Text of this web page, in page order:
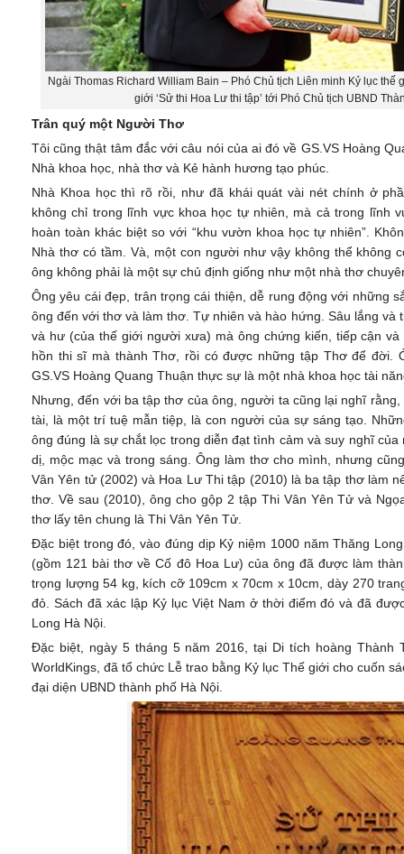
Ngài Thomas Richard William Bain – Phó Chủ tịch Liên minh Kỷ lục thế
giới ‘Sử thi Hoa Lư thi tập’ tới Phó Chủ tịch UBND
Trân quý một Người Thơ
Tôi cũng thật tâm đắc với câu nói của ai đó về GS.VS Hoàng
Nhà khoa học, nhà thơ và Kẻ hành hương tạo phúc.
Nhà Khoa học thì rõ rồi, như đã khái quát vài nét chính ở
không chỉ trong lĩnh vực khoa học tự nhiên, mà cả trong lĩnh
hoàn toàn khác biệt so với “khu vườn khoa học tự nhiên”.
Nhà thơ có tầm. Và, một con người như vậy không thể
ông không phải là một sự chủ định giống như một nhà thơ
Ông yêu cái đẹp, trân trọng cái thiện, dễ rung động với những
ông đến với thơ và làm thơ. Tự nhiên và hào hứng. Sâu lắng và
và hư (của thế giới người xưa) mà ông chứng kiến, tiếp cận
hồn thi sĩ mà thành Thơ, rồi có được những tập Thơ để đời.
GS.VS Hoàng Quang Thuận thực sự là một nhà khoa học tài
Nhưng, đến với ba tập thơ của ông, người ta cũng lại nghĩ
tài, là một trí tuệ mẫn tiệp, là con người của sự sáng tạo.
ông đúng là sự chắt lọc trong diễn đạt tình cảm và suy nghĩ
dị, mộc mạc và trong sáng. Ông làm thơ cho mình, nhưng
Vân Yên tử (2002) và Hoa Lư Thi tập (2010) là ba tập thơ làm
thơ. Về sau (2010), ông cho gộp 2 tập Thi Vân Yên Tử và
thơ lấy tên chung là Thi Vân Yên Tử.
Đặc biệt trong đó, vào đúng dịp Kỷ niệm 1000 năm Thăng
(gồm 121 bài thơ về Cố đô Hoa Lư) của ông đã được làm
trọng lượng 54 kg, kích cỡ 109cm x 70cm x 10cm, dày 270
đỏ. Sách đã xác lập Kỷ lục Việt Nam ở thời điểm đó và đã
Long Hà Nội.
Đặc biệt, ngày 5 tháng 5 năm 2016, tại Di tích hoàng Thành
WorldKings, đã tổ chức Lễ trao bằng Kỷ lục Thế giới cho cuốn
đại diện UBND thành phố Hà Nội.